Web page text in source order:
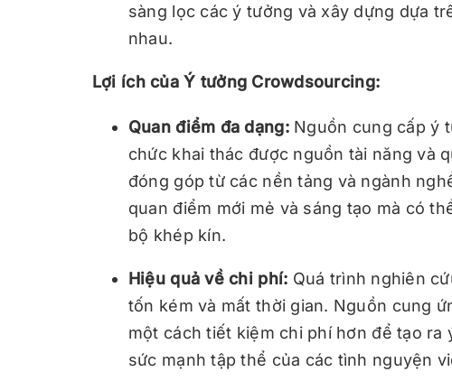
sàng lọc các ý tưởng và xây dựng dựa
nhau.
Lợi ích của Ý tưởng Crowdsourcing:
Quan điểm đa dạng:Nguồn cung cấp ý
chức khai thác được nguồn tài năng và
đóng góp từ các nền tảng và ngành
quan điểm mới mẻ và sáng tạo mà có
bộ khép kín.
Hiệu quả về chi phí: Quá trình nghiên
tốn kém và mất thời gian. Nguồn cung
một cách tiết kiệm chi phí hơn để tạo
sức mạnh tập thể của các tình nguyện